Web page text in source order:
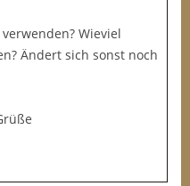
Wieviel
Ändert sich sonst noch